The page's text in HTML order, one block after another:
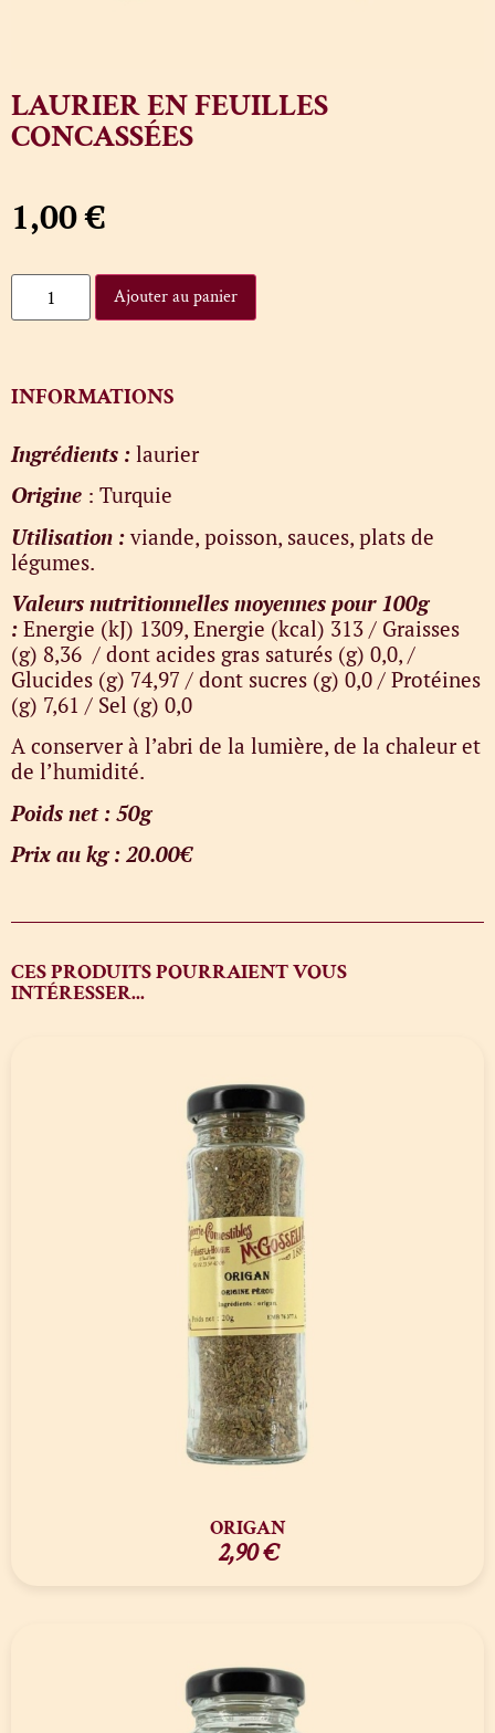
LAURIER EN FEUILLES
CONCASSÉES
1,00€
Ajouter au panier
INFORMATIONS
Ingrédients : laurier
Origine : Turquie
Utilisation :viande, poisson, sauces, plats de
légumes.
Valeurs nutritionnelles moyennes pour 100g
: Energie (kJ) 1309, Energie (kcal) 313 / Graisses
(g) 8,36 / dont acides gras saturés (g) 0,0, /
Glucides (g) 74,97 / dont sucres (g) 0,0 / Protéines
(g) 7,61 / Sel (g) 0,0
A conserver à l’abri de la lumière, de la chaleur et
de l’humidité.
Poids net : 50g
Prix au kg : 20.00€
CES PRODUITS POURRAIENT VOUS
INTÉRESSER...
ORIGAN
2,90€